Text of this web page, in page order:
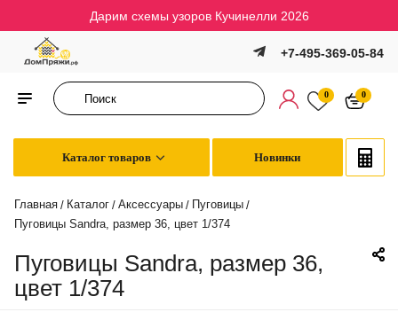
Дарим схемы узоров Кучинелли 2026
+7-495-369-05-84
0 0
Каталог товаров Новинки
Главная / Каталог / Аксессуары / Пуговицы /
Пуговицы Sandra, размер 36, цвет 1/374
Пуговицы Sandra, размер 36,
цвет 1/374